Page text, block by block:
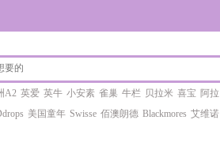
A2 英爱 英牛 小安素 雀巢 牛栏 贝拉米 喜宝 阿拉
美国童年 Swisse 佰澳朗德 Blackmores 艾维诺